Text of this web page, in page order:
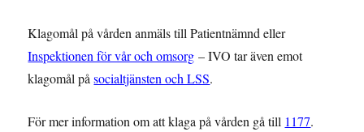
Klagomål på vården anmäls till Patientnämnd eller
Inspektionen för vår och omsorg – IVO tar även emot
klagomål påsocialtjänsten och LSS.
För mer information om att klaga på vården gå till 1177.